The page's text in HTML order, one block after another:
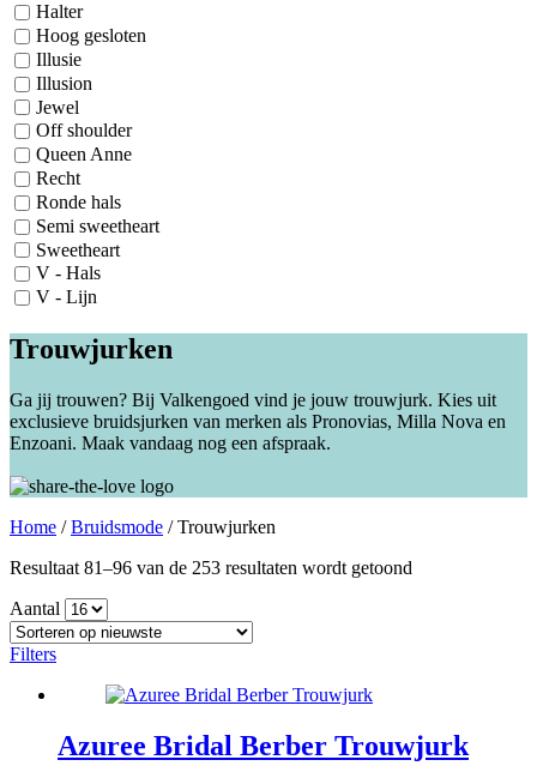
Halter
Hoog gesloten
Illusie
Illusion
Jewel
Off shoulder
Queen Anne
Recht
Ronde hals
Semi sweetheart
Sweetheart
V - Hals
V - Lijn
Trouwjurken
Ga jij trouwen? Bij Valkengoed vind je jouw trouwjurk. Kies uit
exclusieve bruidsjurken van merken als Pronovias, Milla Nova en
Enzoani. Maak vandaag nog een afspraak.
Home /Bruidsmode /Trouwjurken
Resultaat 81–96 van de 253 resultaten wordt getoond
Aantal
Filters
Azuree Bridal Berber Trouwjurk